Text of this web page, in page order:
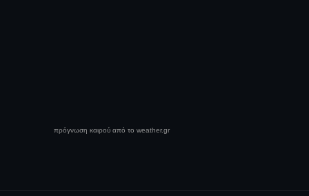
πρόγνωση καιρού από το weather.gr